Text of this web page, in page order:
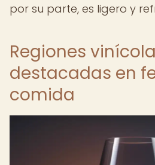
por su parte, es ligero y
Regiones
destacadas en
comida